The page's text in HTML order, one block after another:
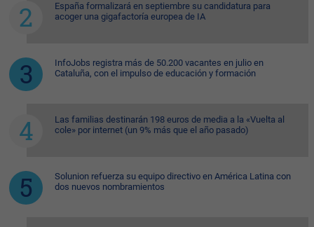
España formalizará en septiembre su candidatura para
acoger una gigafactoría europea de IA
InfoJobs registra más de 50.200 vacantes en julio en
Cataluña, con el impulso de educación y formación
Las familias destinarán 198 euros de media a la «Vuelta al
cole» por internet (un 9% más que el año pasado)
Solunion refuerza su equipo directivo en América Latina con
dos nuevos nombramientos